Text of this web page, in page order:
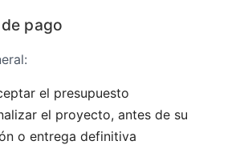
pago
el presupuesto
el proyecto, antes de su
o entrega definitiva